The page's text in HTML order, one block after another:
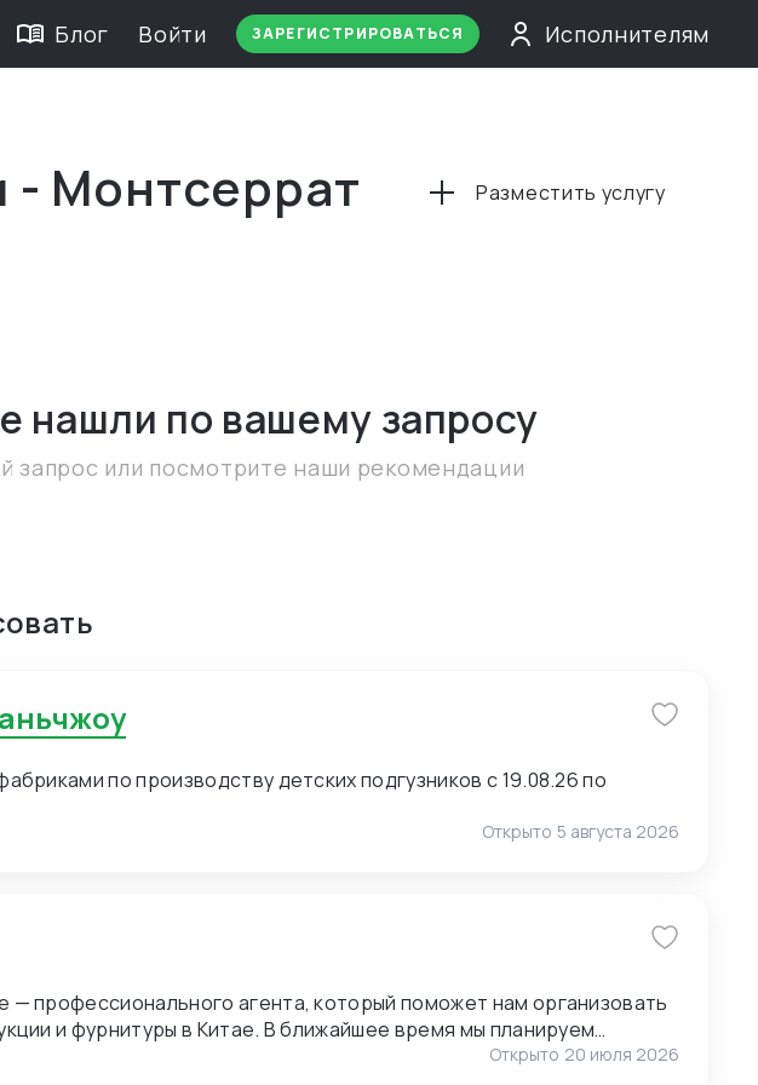
Блог Войти ЗАРЕГИСТРИРОВАТЬСЯ Исполнителям
- Монтсеррат Разместить услугу
нашли по вашему запросу
запрос или посмотрите наши рекомендации
по производству детских подгузников с 19.08.26 по
Открыто 5 августа 2026
профессионального агента, который поможет нам организовать
В ближайшее время мы планируем
потенциальными поставщиками, поэтому нам также необходимо
Открыто 20 июля 2026